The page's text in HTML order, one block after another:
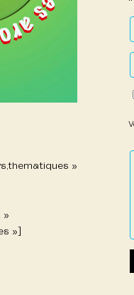
»
»
»]